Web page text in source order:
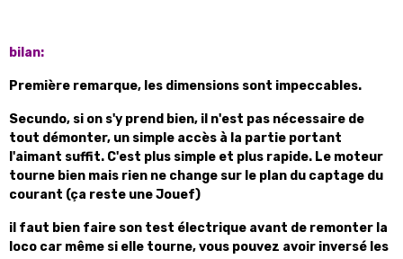
bilan:
Première remarque, les dimensions sont impeccables.
Secundo, si on s'y prend bien, il n'est pas nécessaire de
tout démonter, un simple accès à la partie portant
l'aimant suffit. C'est plus simple et plus rapide. Le moteur
tourne bien mais rien ne change sur le plan du captage du
courant (ça reste une Jouef)
il faut bien faire son test électrique avant de remonter la
loco car même si elle tourne, vous pouvez avoir inversé les